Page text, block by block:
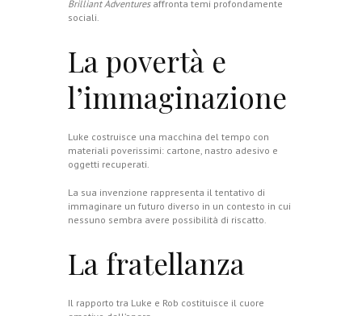
Brilliant Adventuresaffronta temi profondamente
sociali.
La povertà e
l’immaginazione
Luke costruisce una macchina del tempo con
materiali poverissimi: cartone, nastro adesivo e
oggetti recuperati.
La sua invenzione rappresenta il tentativo di
immaginare un futuro diverso in un contesto in cui
nessuno sembra avere possibilità di riscatto.
La fratellanza
Il rapporto tra Luke e Rob costituisce il cuore